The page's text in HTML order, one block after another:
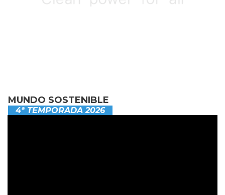
MUNDO SOSTENIBLE
4ª TEMPORADA 2026